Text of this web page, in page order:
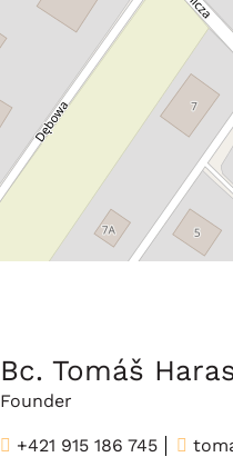
Bc. Tomáš
Founder
+421 915 186 745